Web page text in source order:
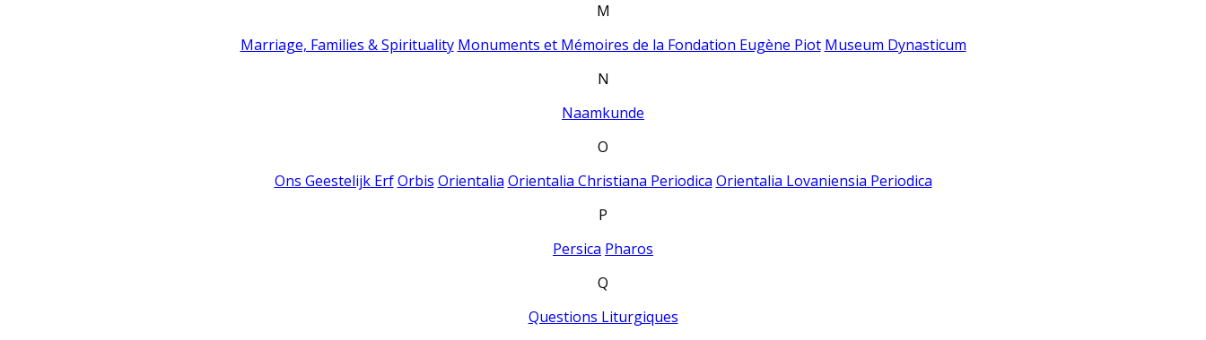
M
Marriage, Families & Spirituality Monuments et Mémoires de la Fondation Eugène Piot Museum Dynasticum
N
Naamkunde
O
Ons Geestelijk Erf Orbis Orientalia Orientalia Christiana Periodica Orientalia Lovaniensia Periodica
P
Persica Pharos
Q
Questions Liturgiques